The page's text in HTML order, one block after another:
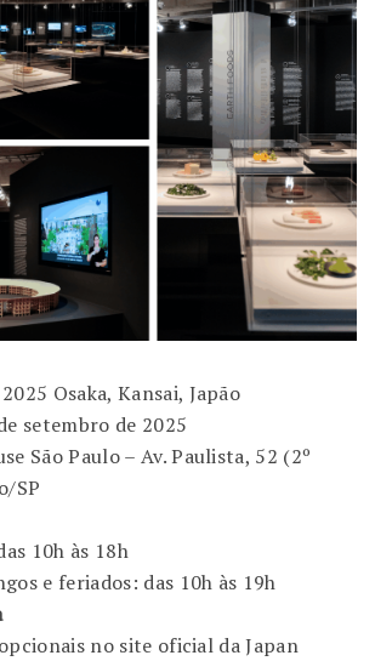
Osaka, Kansai, Japão
setembro de 2025
São Paulo – Av. Paulista, 52 (2º
SP
10h às 18h
e feriados: das 10h às 19h
no site oficial da Japan